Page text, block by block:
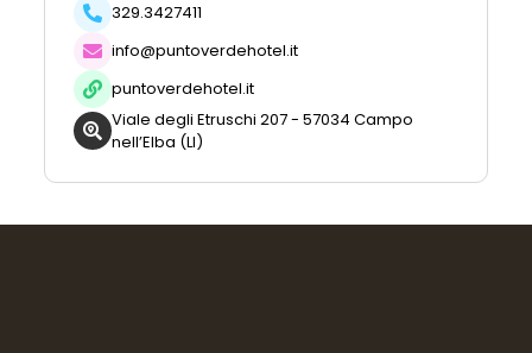
329.3427411
info@puntoverdehotel.it
puntoverdehotel.it
Viale degli Etruschi 207 - 57034 Campo
nell’Elba (LI)